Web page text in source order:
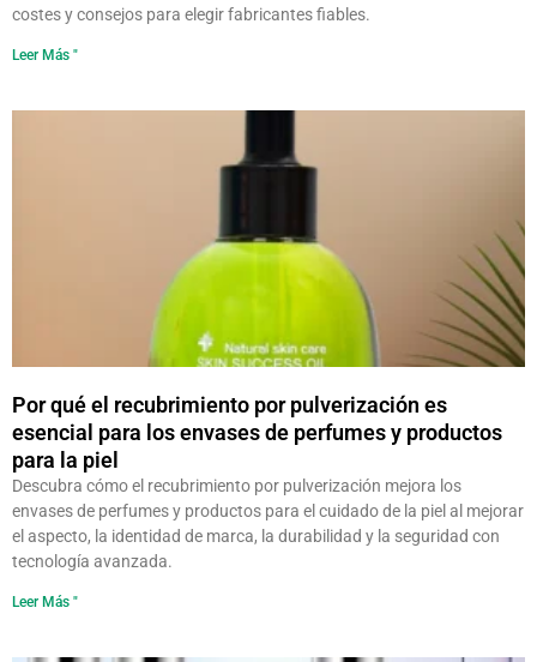
costes y consejos para elegir fabricantes fiables.
Leer Más "
Por qué el recubrimiento por pulverización es
esencial para los envases de perfumes y productos
para la piel
Descubra cómo el recubrimiento por pulverización mejora los
envases de perfumes y productos para el cuidado de la piel al mejorar
el aspecto, la identidad de marca, la durabilidad y la seguridad con
tecnología avanzada.
Leer Más "